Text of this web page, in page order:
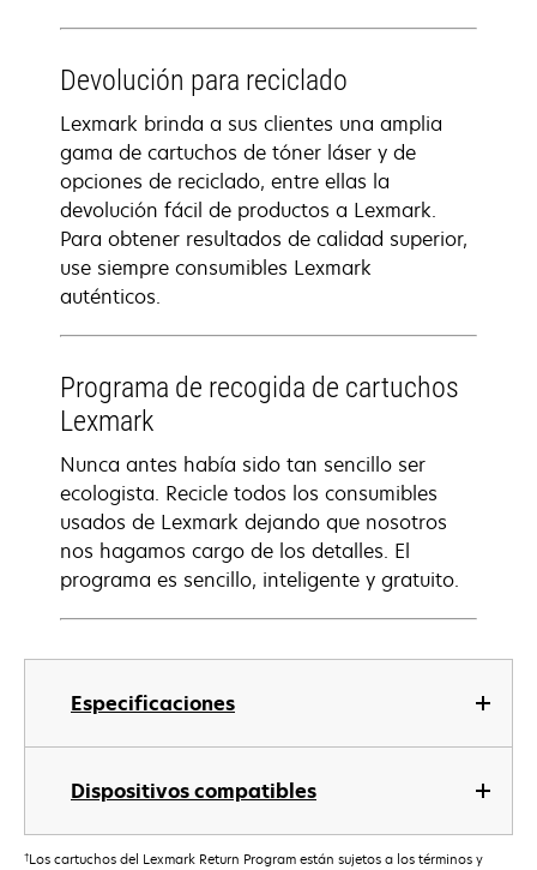
Especificaciones
Dispositivos compatibles
Devolución para reciclado
Lexmark brinda a sus clientes una amplia
gama de cartuchos de tóner láser y de
opciones de reciclado, entre ellas la
devolución fácil de productos a Lexmark.
Para obtener resultados de calidad superior,
use siempre consumibles Lexmark
auténticos.
Programa de recogida de cartuchos
Lexmark
Nunca antes había sido tan sencillo ser
ecologista. Recicle todos los consumibles
usados de Lexmark dejando que nosotros
nos hagamos cargo de los detalles. El
programa es sencillo, inteligente y gratuito.
†Los cartuchos del Lexmark Return Program están sujetos a los términos y